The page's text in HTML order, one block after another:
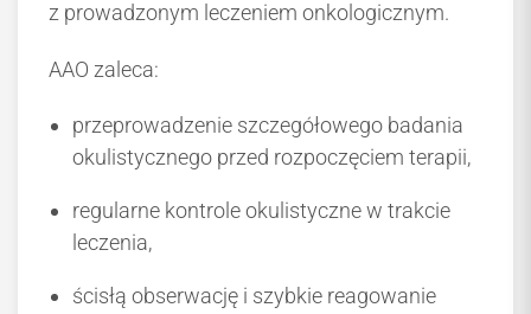
z prowadzonym leczeniem onkologicznym.
AAO zaleca:
przeprowadzenie szczegółowego badania
okulistycznego przed rozpoczęciem terapii,
regularne kontrole okulistyczne w trakcie
leczenia,
ścisłą obserwację i szybkie reagowanie